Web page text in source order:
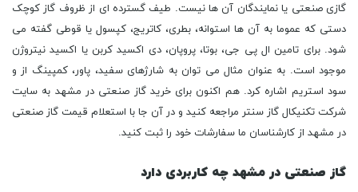
گازی صنعتی یا نمایندگان آن ها نیست. طیف گسترده ای از ظروف گاز کوچک
دستی که عموما به آن ها استوانه، بطری، کاتریج، کپسول یا قوطی گفته می
شود. برای تامین ال پی جی، بوتا، پروپان، دی اکسید کربن یا اکسید نیتروژن
موجود است. به عنوان مثال می توان به شارژهای سفید، پاور، کمپینگ از و
سود استریم اشاره کرد. هم اکنون برای خرید گاز صنعتی در مشهد به سایت
شرکت تکنیکال گاز سنتر مراجعه کنید و در آن جا با استعلام قیمت گاز صنعتی
در مشهد از کارشناسان ما سفارشات خود را ثبت کنید.
گاز صنعتی در مشهد چه کاربردی دارد